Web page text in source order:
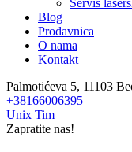
Servis
Blog
Prodavnica
O nama
Kontakt
Palmotićeva 5, 11103
+38166006395
Unix Tim
Zapratite nas!